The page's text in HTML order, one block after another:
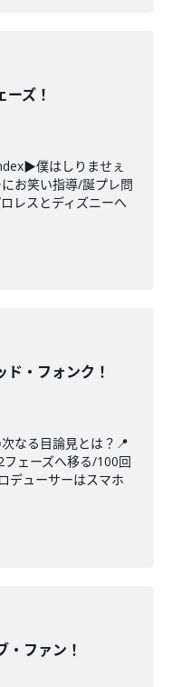
ズ！
僕はしりませぇ
お笑い指導/誕プレ問
レスとディズニーへ
ド・フォンク！
なる目論見とは？📍
ェーズへ移る/100回
デューサーはスマホ
・ファン！